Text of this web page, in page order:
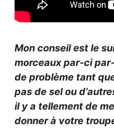
Mon conseil est le
morceaux par-ci
de problème tant
pas de sel ou
il y a tellement de
donner à votre